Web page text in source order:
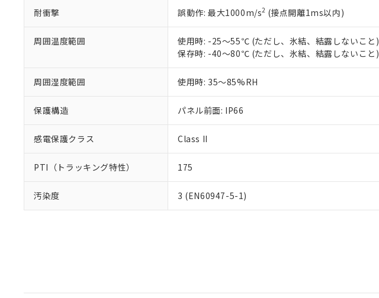
耐衝撃 誤動作: 最大1000m/s2 (接点開離1ms以内)
周囲温度範囲
使用時: -25～55℃ (ただし、氷結、結露しないこと)
保存時: -40～80℃ (ただし、氷結、結露しないこと)
周囲湿度範囲 使用時: 35～85%RH
保護構造 パネル前面: IP66
感電保護クラス Class II
PTI（トラッキング特性） 175
汚染度 3 (EN60947-5-1)